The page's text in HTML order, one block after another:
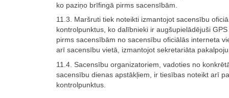
ko paziņo brīfingā pirms sacensībām.
11.3. Maršruti tiek noteikti izmantojot sacensību
kontrolpunktus, ko dalībnieki ir augšupielādējuši
pirms sacensībām no sacensību oficiālās interneta
arī sacensību vietā, izmantojot sekretariāta
11.4. Sacensību organizatoriem, vadoties no
sacensību dienas apstākļiem, ir tiesības noteikt arī
kontrolpunktus.